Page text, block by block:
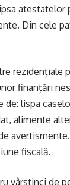
atestatelor
Din cele
rezidențiale
finanțări
lispa
alimente
fiscală.
vârstinci de